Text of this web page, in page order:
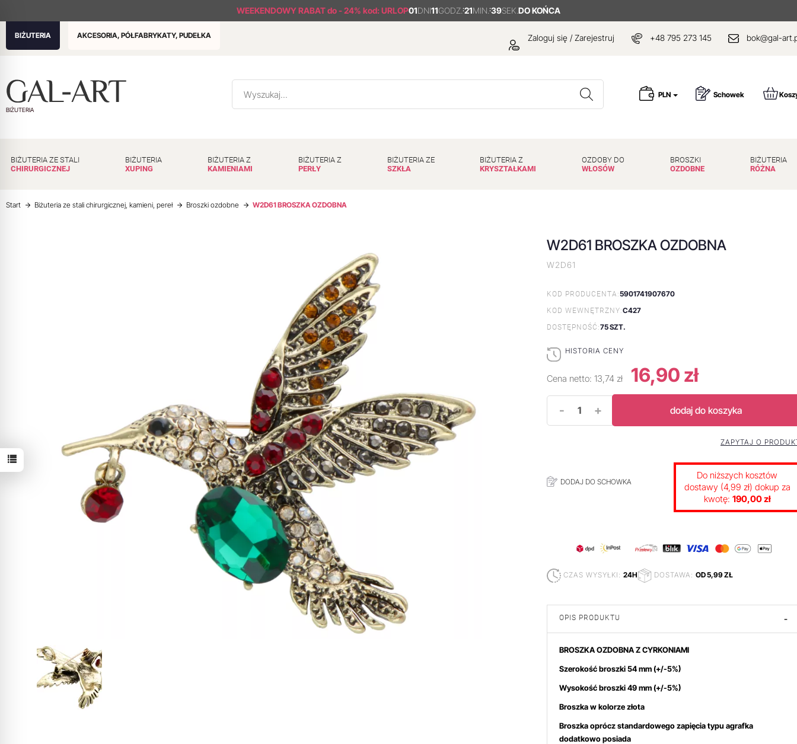
WEEKENDOWY RABATdo - 24% kod: URLOP01DNI11GODZ. :21MIN. :38SEK. DO KOŃCA
BIŻUTERIA AKCESORIA, PÓŁFABRYKATY, PUDEŁKA Zaloguj się / Zarejestruj +48 795 273 145 bok@gal-
BIŻUTERIA
Wyszukaj PLN Schowek
BIŻUTERIA ZE STALI
CHIRURGICZNEJ
BIŻUTERIA
XUPING
BIŻUTERIA Z
KAMIENIAMI
BIŻUTERIA Z
PERŁY
BIŻUTERIA ZE
SZKŁA
BIŻUTERIA Z
KRYSZTAŁKAMI
OZDOBY DO
WŁOSÓW
BROSZKI
OZDOBNE
BIŻUTERIA
RÓŻNA
Start Biżuteria ze stali chirurgicznej, kamieni, pereł Broszki ozdobne W2D61 BROSZKA OZDOBNA
W2D61 BROSZKA OZDOBNA
W2D61
KOD PRODUCENTA:5901741907670
KOD WEWNĘTRZNY:C427
DOSTĘPNOŚĆ:75 SZT.
HISTORIA CENY
Cena netto: 13,74 zł 16,90 zł
- + dodaj do koszyka
DODAJ DO SCHOWKA
ZAPYTAJ O
Do niższych kosztów
dostawy (4,99 zł) dokup za
kwotę: 190,00 zł
CZAS WYSYŁKI: 24H DOSTAWA: OD 5,99 ZŁ
OPIS PRODUKTU -
BROSZKA OZDOBNA Z CYRKONIAMI
Szerokość broszki 54 mm(+/-5%)
Wysokość broszki 49mm (+/-5%)
Broszka w kolorze złota
Broszka oprócz standardowego zapięcia typu agrafka
dodatkowo posiada
W ostatnich 7 dniach produktem interesują się